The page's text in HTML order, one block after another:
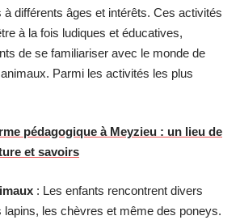
à différents âges et intérêts. Ces activités
à la fois ludiques et éducatives,
de se familiariser avec le monde de
Parmi les activités les plus
pédagogique à Meyzieu : un lieu de
et savoirs
: Les enfants rencontrent divers
les chèvres et même des poneys.